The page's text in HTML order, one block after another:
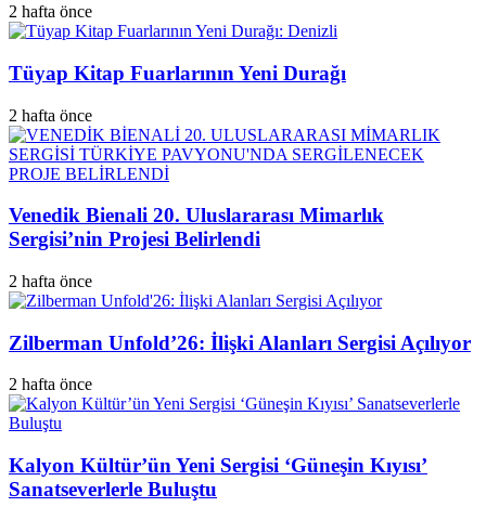
2 hafta önce
Tüyap Kitap Fuarlarının Yeni Durağı
2 hafta önce
Venedik Bienali 20. Uluslararası Mimarlık
Sergisi’nin Projesi Belirlendi
2 hafta önce
Zilberman Unfold’26: İlişki Alanları Sergisi Açılıyor
2 hafta önce
Kalyon Kültür’ün Yeni Sergisi ‘Güneşin Kıyısı’
Sanatseverlerle Buluştu